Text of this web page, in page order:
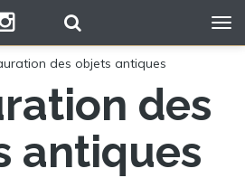
des objets antiques
des
antiques